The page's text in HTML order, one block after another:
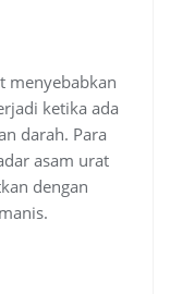
menyebabkan
ketika ada
darah. Para
asam urat
dengan